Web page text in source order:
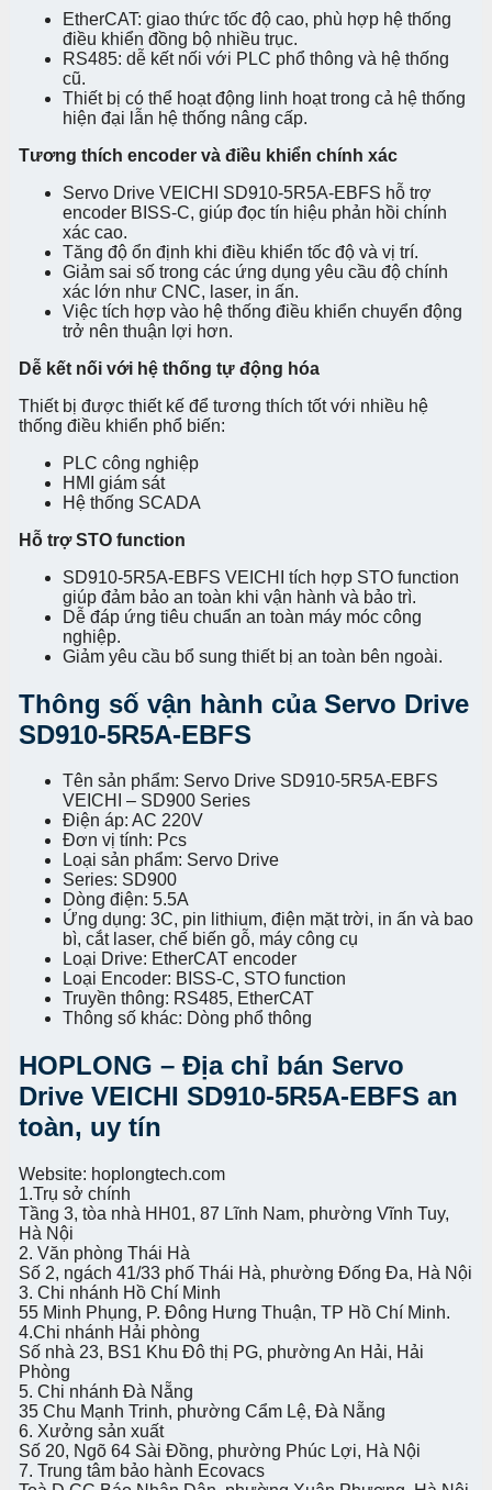
EtherCAT: giao thức tốc độ cao, phù hợp hệ thống
điều khiển đồng bộ nhiều trục.
RS485: dễ kết nối với PLC phổ thông và hệ thống
cũ.
Thiết bị có thể hoạt động linh hoạt trong cả hệ thống
hiện đại lẫn hệ thống nâng cấp.
Tương thích encoder và điều khiển chính xác
Servo Drive VEICHI SD910-5R5A-EBFS hỗ trợ
encoder BISS-C, giúp đọc tín hiệu phản hồi chính
xác cao.
Tăng độ ổn định khi điều khiển tốc độ và vị trí.
Giảm sai số trong các ứng dụng yêu cầu độ chính
xác lớn như CNC, laser, in ấn.
Việc tích hợp vào hệ thống điều khiển chuyển động
trở nên thuận lợi hơn.
Dễ kết nối với hệ thống tự động hóa
Thiết bị được thiết kế để tương thích tốt với nhiều hệ
thống điều khiển phổ biến:
PLC công nghiệp
HMI giám sát
Hệ thống SCADA
Hỗ trợ STO function
SD910-5R5A-EBFS VEICHI tích hợp STO function
giúp đảm bảo an toàn khi vận hành và bảo trì.
Dễ đáp ứng tiêu chuẩn an toàn máy móc công
nghiệp.
Giảm yêu cầu bổ sung thiết bị an toàn bên ngoài.
Thông số vận hành của Servo Drive
SD910-5R5A-EBFS
Tên sản phẩm: Servo Drive SD910-5R5A-EBFS
VEICHI – SD900 Series
Điện áp: AC 220V
Đơn vị tính: Pcs
Loại sản phẩm: Servo Drive
Series: SD900
Dòng điện: 5.5A
Ứng dụng: 3C, pin lithium, điện mặt trời, in ấn và bao
bì, cắt laser, chế biến gỗ, máy công cụ
Loại Drive: EtherCAT encoder
Loại Encoder: BISS-C, STO function
Truyền thông: RS485, EtherCAT
Thông số khác: Dòng phổ thông
HOPLONG – Địa chỉ bán Servo
Drive VEICHI SD910-5R5A-EBFS an
toàn, uy tín
Website: hoplongtech.com
1.Trụ sở chính
Tầng 3, tòa nhà HH01, 87 Lĩnh Nam, phường Vĩnh Tuy,
Hà Nội
2. Văn phòng Thái Hà
Số 2, ngách 41/33 phố Thái Hà, phường Đống Đa, Hà Nội
3. Chi nhánh Hồ Chí Minh
55 Minh Phụng, P. Đông Hưng Thuận, TP Hồ Chí Minh.
4.Chi nhánh Hải phòng
Số nhà 23, BS1 Khu Đô thị PG, phường An Hải, Hải
Phòng
5. Chi nhánh Đà Nẵng
35 Chu Mạnh Trinh, phường Cẩm Lệ, Đà Nẵng
6. Xưởng sản xuất
Số 20, Ngõ 64 Sài Đồng, phường Phúc Lợi, Hà Nội
7. Trung tâm bảo hành Ecovacs